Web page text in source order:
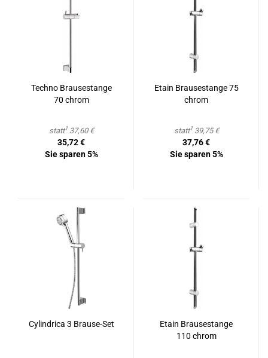
Tech­no Brau­se­stan­ge
70 chrom
statt137,60 €
35,72 €
Sie sparen 5%
Etain Brau­se­stan­ge 75
chrom
statt139,75 €
37,76 €
Sie sparen 5%
Cy­lind­ri­ca 3 Brause-​​Set
Etain Brau­se­stan­ge
110 chrom